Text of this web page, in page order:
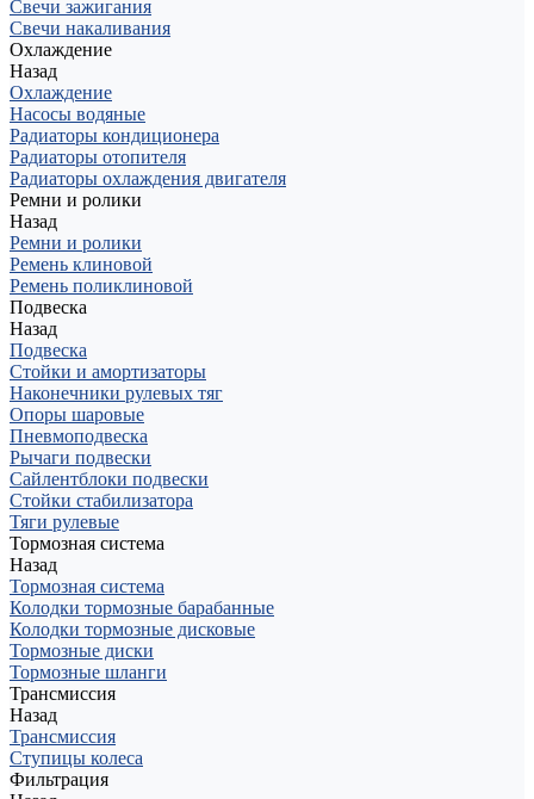
Свечи зажигания
Свечи накаливания
Охлаждение
Назад
Охлаждение
Насосы водяные
Радиаторы кондиционера
Радиаторы отопителя
Радиаторы охлаждения двигателя
Ремни и ролики
Назад
Ремни и ролики
Ремень клиновой
Ремень поликлиновой
Подвеска
Назад
Подвеска
Стойки и амортизаторы
Наконечники рулевых тяг
Опоры шаровые
Пневмоподвеска
Рычаги подвески
Сайлентблоки подвески
Стойки стабилизатора
Тяги рулевые
Тормозная система
Назад
Тормозная система
Колодки тормозные барабанные
Колодки тормозные дисковые
Тормозные диски
Тормозные шланги
Трансмиссия
Назад
Трансмиссия
Ступицы колеса
Фильтрация